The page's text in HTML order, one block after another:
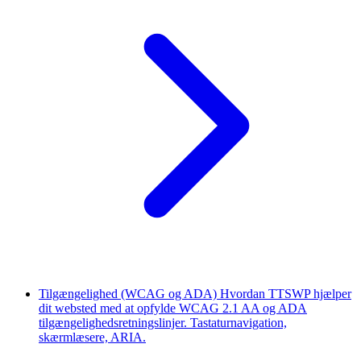
Tilgængelighed (WCAG og ADA) Hvordan TTSWP hjælper
dit websted med at opfylde WCAG 2.1 AA og ADA
tilgængelighedsretningslinjer. Tastaturnavigation,
skærmlæsere, ARIA.